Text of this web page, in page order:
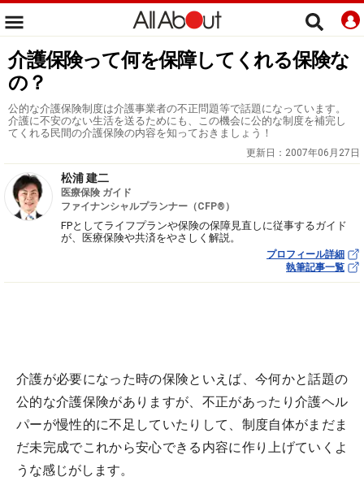
介護保険って何を保障してくれる保険な
の？
公的な介護保険制度は介護事業者の不正問題等で話題になっています。
介護に不安のない生活を送るためにも、この機会に公的な制度を補完し
てくれる民間の介護保険の内容を知っておきましょう！
更新日： 2007年06月27日
松浦 建二
医療保険 ガイド
ファイナンシャルプランナー（CFP®）
FPとしてライフプランや保険の保障見直しに従事するガイド
が、医療保険や共済をやさしく解説。
プロフィール詳細
執筆記事一覧
介護が必要になった時の保険といえば、今何かと話題の
公的な介護保険がありますが、不正があったり介護ヘル
パーが慢性的に不足していたりして、制度自体がまだま
だ未完成でこれから安心できる内容に作り上げていくよ
うな感じがします。